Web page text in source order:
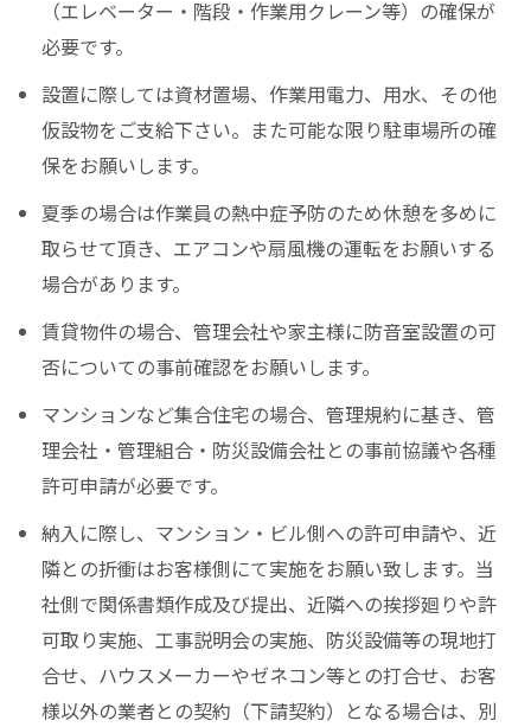
（エレベーター・階段・作業用クレーン等）の確保が
必要です。
設置に際しては資材置場、作業用電力、用水、その他
仮設物をご支給下さい。また可能な限り駐車場所の確
保をお願いします。
夏季の場合は作業員の熱中症予防のため休憩を多めに
取らせて頂き、エアコンや扇風機の運転をお願いする
場合があります。
賃貸物件の場合、管理会社や家主様に防音室設置の可
否についての事前確認をお願いします。
マンションなど集合住宅の場合、管理規約に基き、管
理会社・管理組合・防災設備会社との事前協議や各種
許可申請が必要です。
納入に際し、マンション・ビル側への許可申請や、近
隣との折衝はお客様側にて実施をお願い致します。当
社側で関係書類作成及び提出、近隣への挨拶廻りや許
可取り実施、工事説明会の実施、防災設備等の現地打
合せ、ハウスメーカーやゼネコン等との打合せ、お客
様以外の業者との契約（下請契約）となる場合は、別